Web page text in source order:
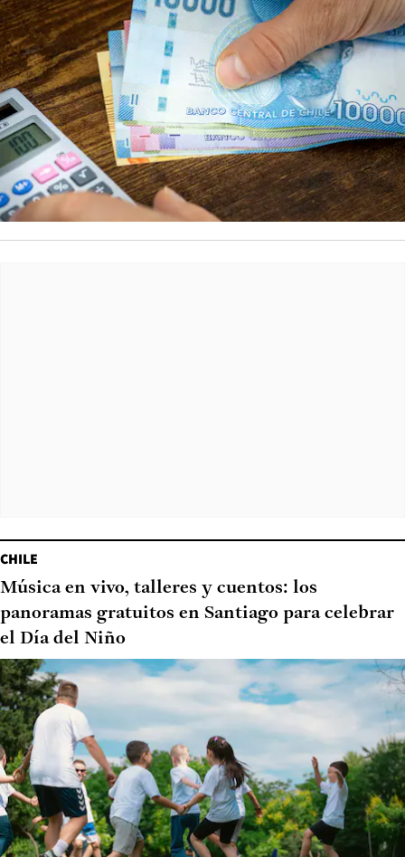
CHILE
Música en vivo, talleres y cuentos: los
panoramas gratuitos en Santiago para celebrar
el Día del Niño